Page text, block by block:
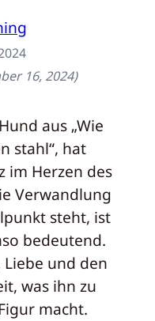
16, 2024)
aus „Wie
stahl“, hat
im Herzen des
Verwandlung
steht, ist
bedeutend.
und den
was ihn zu
macht.